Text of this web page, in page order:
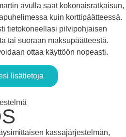
avulla saat kokonaisratkaisun,
kuin korttipäätteessä.
tietokoneellasi pilvipohjaisen
tai suoraan maksupäätteestä.
ottaa käyttöön nopeasti.
lisätietoja
kassajärjestelmän,